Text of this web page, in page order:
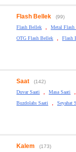
Flash Bellek
(99)
Flash Bellek
, Metal Flash
OTG Flash Bellek , Flash
Saat
(142)
Duvar Saati
, Masa Saati ,
Buzdolabı Saati , Seyahat
Kalem
(173)